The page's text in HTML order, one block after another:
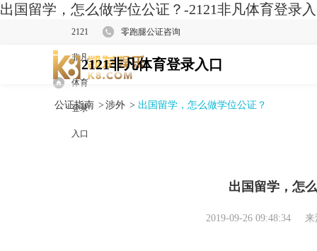
出国留学，怎么做学位公证？-2121非凡体育登录
2121
非凡
体育
登录
入口
零跑腿公证咨询
2121非凡体育登录入口
公证指南 > 涉外 > 出国留学，怎么做学位公证？
出国留学，怎
2019-09-26 09:48:34